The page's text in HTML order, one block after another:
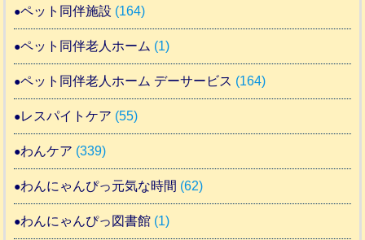
ペット同伴施設 (164)
ペット同伴老人ホーム (1)
ペット同伴老人ホーム デーサービス (164)
レスパイトケア (55)
わんケア (339)
わんにゃんぴっ元気な時間 (62)
わんにゃんぴっ図書館 (1)